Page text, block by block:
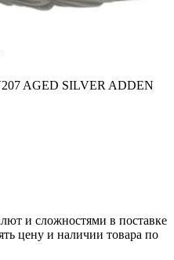
AGED SILVER ADDEN
и сложностями в поставке
цену и наличии товара по